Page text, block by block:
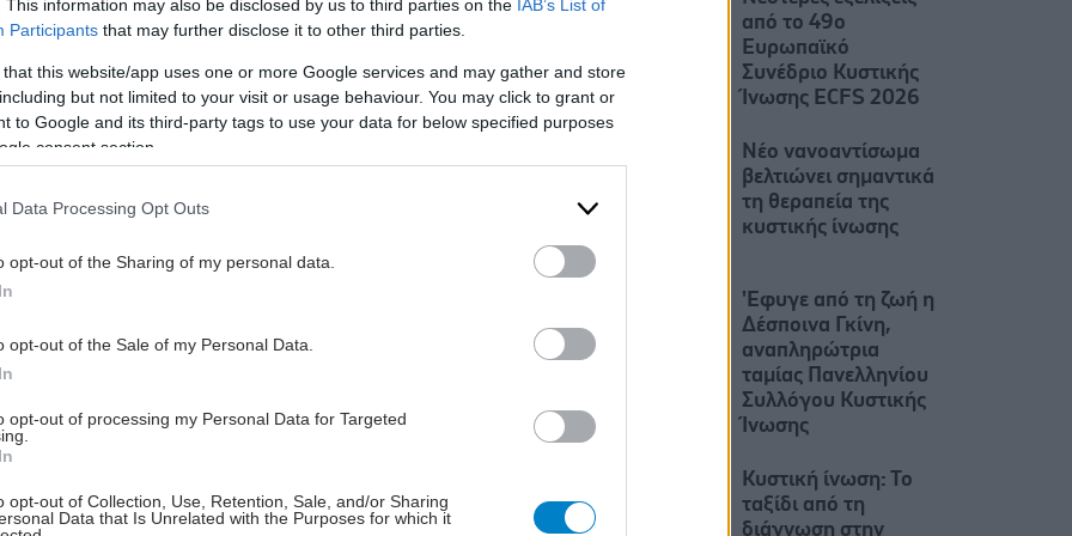
This information may also be disclosed by us to third parties on the IAB’s List of
Participants that may further disclose it to other third parties.
that this website/app uses one or more Google services and may gather and store
but not limited to your visit or usage behaviour. You may click to grant or
to Google and its third-party tags to use your data for below specified purposes
consent section.
Data Processing Opt Outs
opt-out of the Sharing of my personal data.
opt-out of the Sale of my Personal Data.
opt-out of processing my Personal Data for Targeted
opt-out of Collection, Use, Retention, Sale, and/or Sharing
Data that Is Unrelated with the Purposes for which it
πληθυσμού των ασθενών.
εντυπωσιακή είναι η αύξηση των ασθενών ηλικίας
Ενώ πριν από μερικές δεκαετίες το
ζωής πολλών ασθενών ήταν περίπου 20 χρόνια,
που γεννιούνται με κυστική ίνωση μπορούν
νόσο με περιορισμένο προσδόκιμο επιβίωσης σε
πάθηση της ενήλικης ζωής, χάρη στις σύγχρονες
από το 49ο
Ευρωπαϊκό
Συνέδριο Κυστικής
Ίνωσης ECFS 2026
Νέο νανοαντίσωμα
βελτιώνει σημαντικά
τη θεραπεία της
κυστικής ίνωσης
'Εφυγε από τη ζωή η
Δέσποινα Γκίνη,
αναπληρώτρια
ταμίας Πανελληνίου
Συλλόγου Κυστικής
Ίνωσης
Κυστική ίνωση: Το
ταξίδι από τη
διάγνωση στην